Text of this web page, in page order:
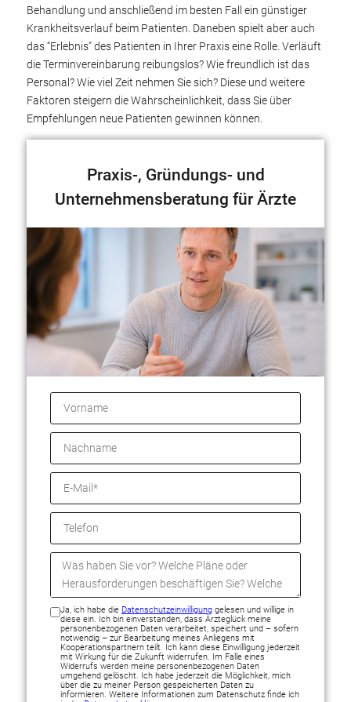
Behandlung und anschließend im besten Fall ein günstiger
Krankheitsverlauf beim Patienten. Daneben spielt aber auch
das “Erlebnis” des Patienten in Ihrer Praxis eine Rolle. Verläuft
die Terminvereinbarung reibungslos? Wie freundlich ist das
Personal? Wie viel Zeit nehmen Sie sich? Diese und weitere
Faktoren steigern die Wahrscheinlichkeit, dass Sie über
Empfehlungen neue Patienten gewinnen können.
Praxis-, Gründungs- und
Unternehmensberatung für Ärzte
Ja, ich habe die Datenschutzeinwilligung gelesen und willige in
diese ein. Ich bin einverstanden, dass Ärzteglück meine
personenbezogenen Daten verarbeitet, speichert und – sofern
notwendig – zur Bearbeitung meines Anliegens mit
Kooperationspartnern teilt. Ich kann diese Einwilligung jederzeit
mit Wirkung für die Zukunft widerrufen. Im Falle eines
Widerrufs werden meine personenbezogenen Daten
umgehend gelöscht. Ich habe jederzeit die Möglichkeit, mich
über die zu meiner Person gespeicherten Daten zu
informieren. Weitere Informationen zum Datenschutz finde ich